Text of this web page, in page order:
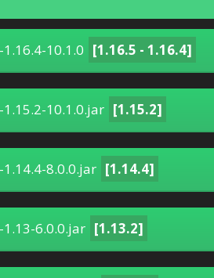
10.1.0 [1.16.5 - 1.16.4]
10.1.0.jar [1.15.2]
8.0.0.jar [1.14.4]
6.0.0.jar [1.13.2]